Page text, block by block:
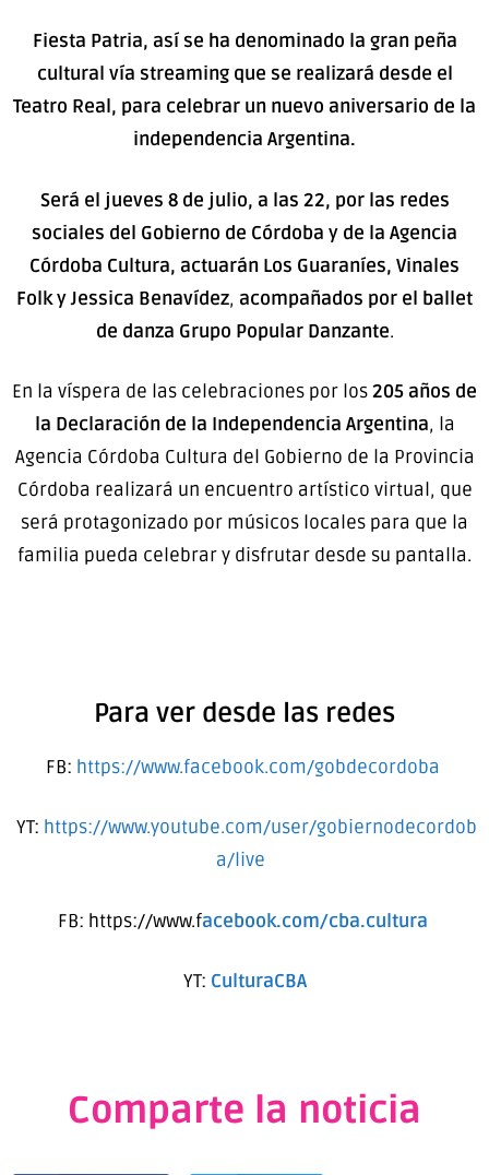
Fiesta Patria, así se ha denominado la gran peña
cultural vía streaming que se realizará desde el
Teatro Real, para celebrar un nuevo aniversario de la
independencia Argentina.
Será el jueves 8 de julio, a las 22, por las redes
sociales del Gobierno de Córdoba y de la Agencia
Córdoba Cultura, actuarán Los Guaraníes, Vinales
Folk y Jessica Benavídez, acompañados por el ballet
de danza Grupo Popular Danzante.
En la víspera de las celebraciones por los205 años de
la Declaración de la Independencia Argentina, la
Agencia Córdoba Cultura del Gobierno de la Provincia
Córdoba realizará un encuentro artístico virtual, que
será protagonizado por músicos locales para que la
familia pueda celebrar y disfrutar desde su pantalla.
Para ver desde las redes
FB: https://www.facebook.com/gobdecordoba
YT: https://www.youtube.com/user/gobiernodecordob
a/live
FB: https://www.facebook.com/cba.cultura
YT: CulturaCBA
Comparte la noticia